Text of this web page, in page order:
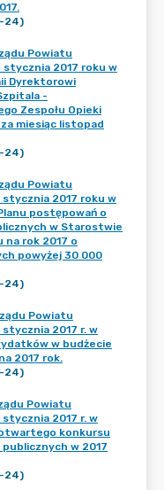
24)
Powiatu
stycznia 2017 roku w
Dyrektorowi
-
Zespołu Opieki
miesiąc listopad
24)
Powiatu
2017 roku w
postępowań o
w Starostwie
na rok 2017 o
powyżej 30 000
24)
Powiatu
2017 r. w
w budżecie
2017 rok.
24)
Powiatu
2017 r. w
konkursu
w 2017
24)